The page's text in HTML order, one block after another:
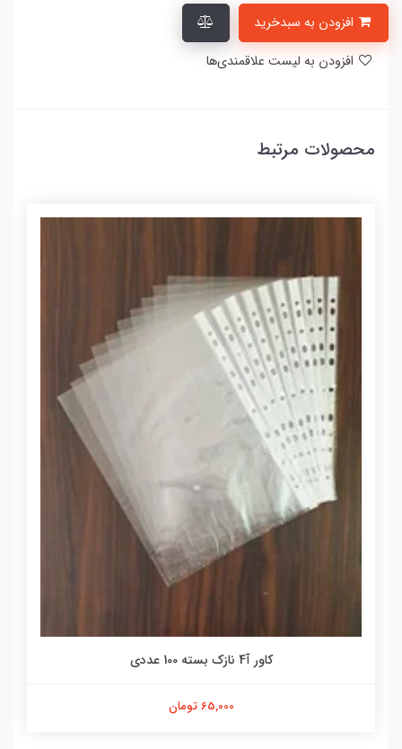
محصولات مرتبط
کاور آ4 نازک بسته 100 عددی
65,000 تومان